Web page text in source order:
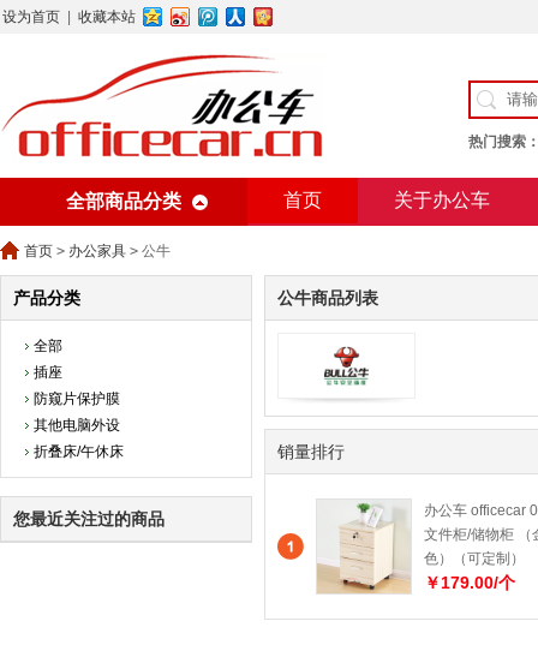
设为首页 收藏本站
热门搜索
全部商品分类 首页 关于办公车
首页 > 办公家具 > 公牛
产品分类
全部
插座
防窥片保护膜
其他电脑外设
折叠床/午休床
您最近关注过的商品
公牛商品列表
销量排行
办公车 officecar
文件柜/储物柜 （
色）（可定制）
￥179.00/个